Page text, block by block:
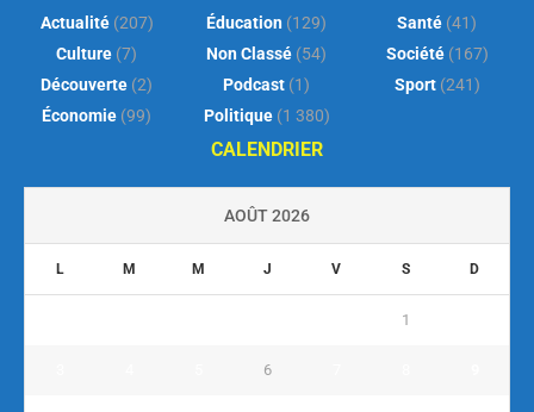
Actualité(207)
Culture (7)
Découverte (2)
Économie (99)
Éducation (129)
Non Classé (54)
Podcast (1)
Politique(1 380)
Santé (41)
Société(167)
Sport(241)
CALENDRIER
AOÛT 2026
L M M J V S D
1
6